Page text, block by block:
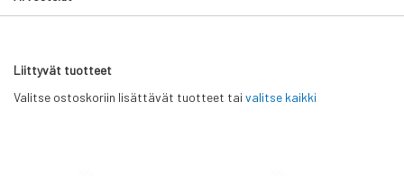
Liittyvät tuotteet
Valitse ostoskoriin lisättävät tuotteet tai valitse kaikki